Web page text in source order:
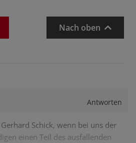
Nach oben
Antworten
Schick, wenn bei uns der
einen Teil des ausfallenden